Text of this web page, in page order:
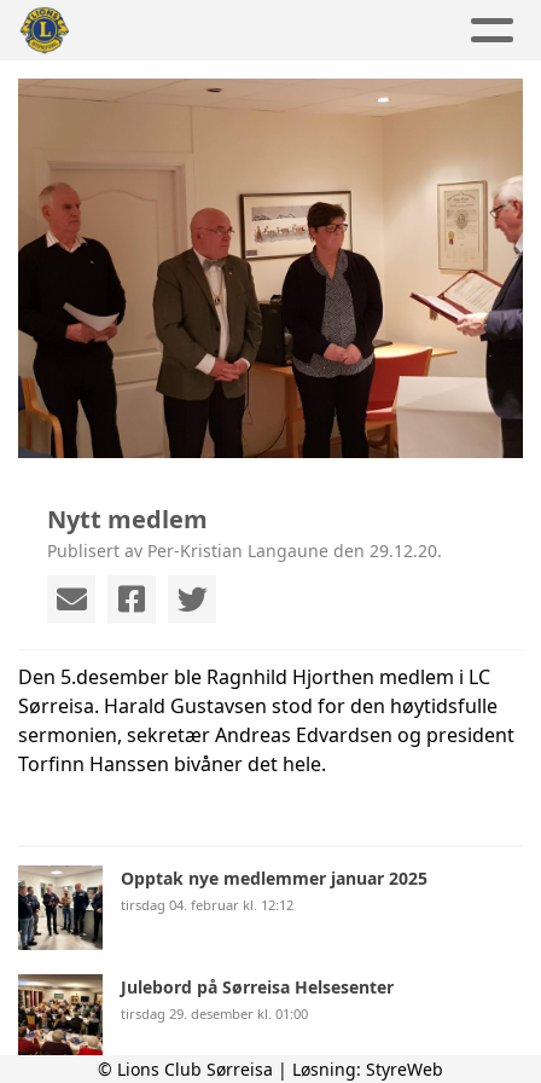
Nytt medlem
Publisert av Per-Kristian Langaune den 29.12.20.
Den 5.desember ble Ragnhild Hjorthen medlem i LC
Sørreisa. Harald Gustavsen stod for den høytidsfulle
sermonien, sekretær Andreas Edvardsen og president
Torfinn Hanssen bivåner det hele.
Opptak nye medlemmer januar 2025
tirsdag 04. februar kl. 12:12
Julebord på Sørreisa Helsesenter
tirsdag 29. desember kl. 01:00
© Lions Club Sørreisa | Løsning: StyreWeb